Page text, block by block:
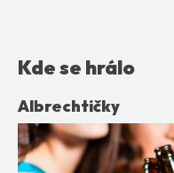
Kde se hrálo
Albrechtičky